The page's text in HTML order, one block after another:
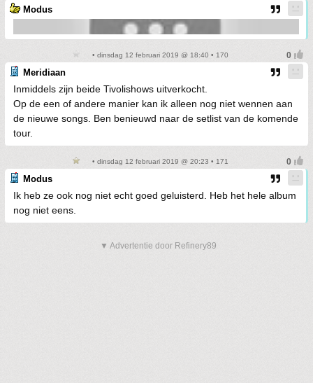
Modus
• dinsdag 12 februari 2019 @ 18:40 • 170
Meridiaan
Inmiddels zijn beide Tivolishows uitverkocht.
Op de een of andere manier kan ik alleen nog niet wennen aan
de nieuwe songs. Ben benieuwd naar de setlist van de komende
tour.
• dinsdag 12 februari 2019 @ 20:23 • 171
Modus
Ik heb ze ook nog niet echt goed geluisterd. Heb het hele album
nog niet eens.
▼ Advertentie door Refinery89